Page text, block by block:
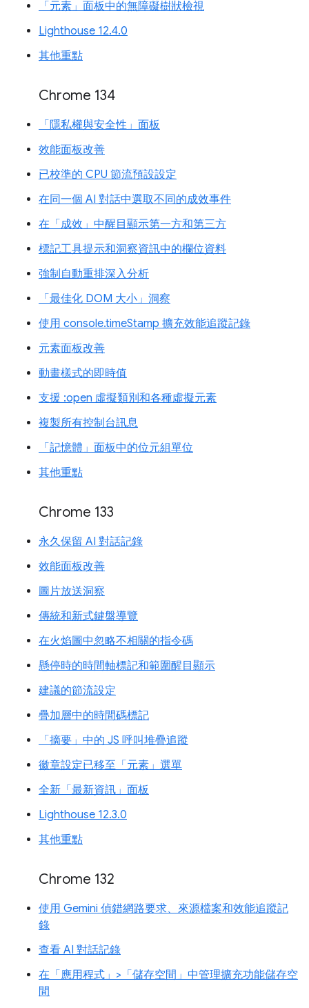
「元素」面板中的無障礙樹狀檢視
Lighthouse 12.4.0
其他重點
Chrome 134
「隱私權與安全性」面板
效能面板改善
已校準的 CPU 節流預設設定
在同一個 AI 對話中選取不同的成效事件
在「成效」中醒目顯示第一方和第三方
標記工具提示和洞察資訊中的欄位資料
強制自動重排深入分析
「最佳化 DOM 大小」洞察
使用 console.timeStamp 擴充效能追蹤記錄
元素面板改善
動畫樣式的即時值
支援 :open 虛擬類別和各種虛擬元素
複製所有控制台訊息
「記憶體」面板中的位元組單位
其他重點
Chrome 133
永久保留 AI 對話記錄
效能面板改善
圖片放送洞察
傳統和新式鍵盤導覽
在火焰圖中忽略不相關的指令碼
懸停時的時間軸標記和範圍醒目顯示
建議的節流設定
疊加層中的時間碼標記
「摘要」中的 JS 呼叫堆疊追蹤
徽章設定已移至「元素」選單
全新「最新資訊」面板
Lighthouse 12.3.0
其他重點
Chrome 132
使用 Gemini 偵錯網路要求、來源檔案和效能追蹤記
錄
查看 AI 對話記錄
在「應用程式」>「儲存空間」中管理擴充功能儲存空
間